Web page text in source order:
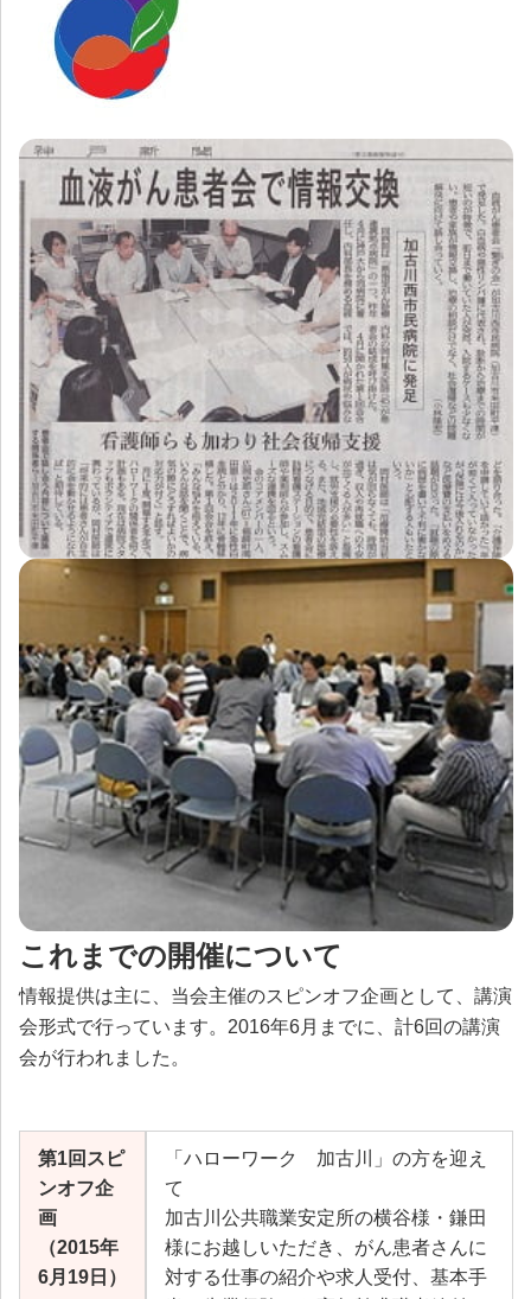
これまでの開催について
情報提供は主に、当会主催のスピンオフ企画として、講演
会形式で行っています。2016年6月までに、計6回の講演
会が行われました。
第1回スピ
ンオフ企
画
（2015年
6月19日）
「ハローワーク 加古川」の方を迎え
て
加古川公共職業安定所の横谷様・鎌田
様にお越しいただき、がん患者さんに
対する仕事の紹介や求人受付、基本手